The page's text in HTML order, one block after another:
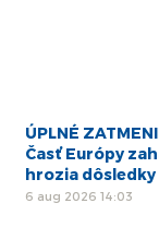
ÚPLNÉ
Časť Európy
hrozia dôsledky
6 aug 2026 14:03